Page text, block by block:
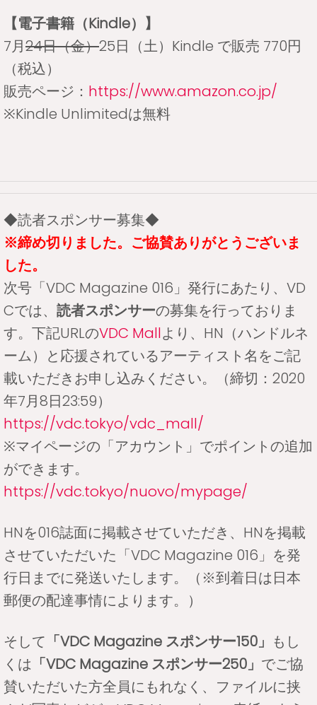
【電子書籍（Kindle）】
7月24日（金）25日（土）Kindle で販売 770円
（税込）
販売ページ： https://www.amazon.co.jp/
※Kindle Unlimitedは無料
◆読者スポンサー募集◆
※締め切りました。ご協賛ありがとうございま
した。
次号「VDC Magazine 016」発行にあたり、VD
Cでは、 読者スポンサーの募集を行っておりま
す。下記URLのVDC Mallより、HN（ハンドルネ
ーム）と応援されているアーティスト名をご記
載いただきお申し込みください。（締切：2020
年7月8日23:59）
https://vdc.tokyo/vdc_mall/
※マイページの「アカウント」でポイントの追加
ができます。
https://vdc.tokyo/nuovo/mypage/
HNを016誌面に掲載させていただき、HNを掲載
させていただいた「VDC Magazine 016」を発
行日までに発送いたします。（※到着日は日本
郵便の配達事情によります。）
そして 「VDC Magazine スポンサー150」 もし
くは 「VDC Magazine スポンサー250」 でご協
賛いただいた方全員にもれなく、ファイルに挟